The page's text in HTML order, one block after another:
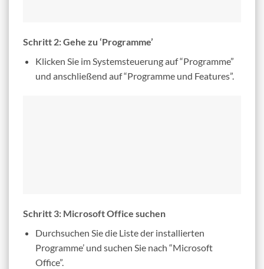
Schritt 2: Gehe zu ‘Programme’
Klicken Sie im Systemsteuerung auf “Programme”
und anschließend auf “Programme und Features”.
Schritt 3: Microsoft Office suchen
Durchsuchen Sie die Liste der installierten
Programme’ und suchen Sie nach “Microsoft
Office”.